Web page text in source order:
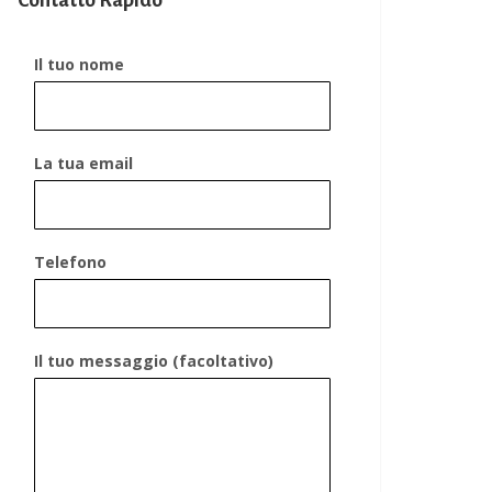
Il tuo nome
La tua email
Telefono
Il tuo messaggio (facoltativo)